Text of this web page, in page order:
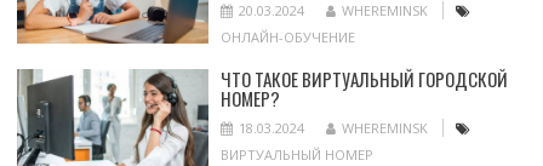
20.03.2024
WHEREMINSK
ОНЛАЙН-ОБУЧЕНИЕ
ЧТО ТАКОЕ ВИРТУАЛЬНЫЙ ГОРОДСКОЙ
НОМЕР?
18.03.2024
WHEREMINSK
ВИРТУАЛЬНЫЙ НОМЕР